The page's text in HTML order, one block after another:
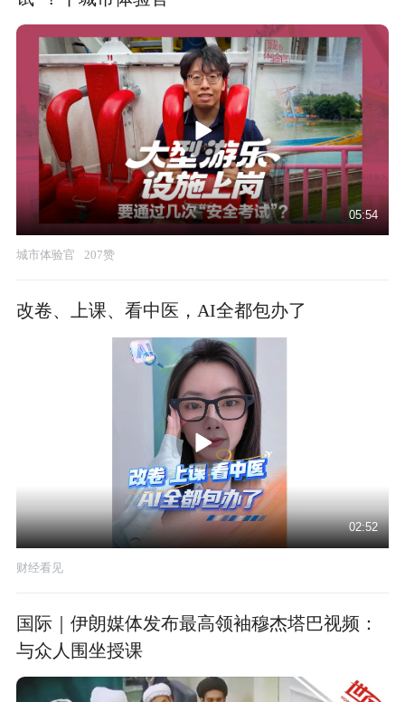
05:54
城市体验官 207赞
改卷、上课、看中医，AI全都包办了
02:52
财经看见
国际｜伊朗媒体发布最高领袖穆杰塔巴视频：
与众人围坐授课